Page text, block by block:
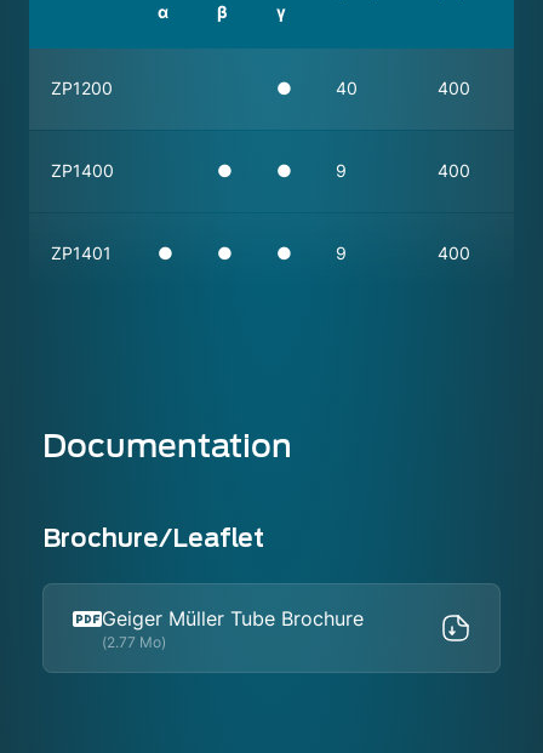
α
β γ
ZP1200 ● 40 400
ZP1400 ● ● 9 400
ZP1401 ● ● ● 9 400
Documentation
Brochure/Leaflet
Geiger Müller Tube Brochure
(2.77 Mo)